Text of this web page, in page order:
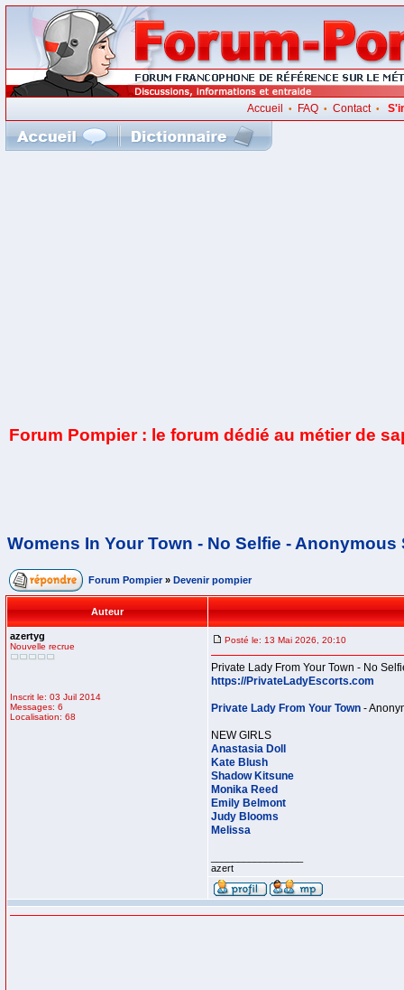
Accueil • FAQ• Contact•
Forum Pompier : le forum dédié au métier de
Womens In Your Town - No Selfie - Anonymous
Forum Pompier » Devenir pompier
Auteur
azertyg
Nouvelle recrue
Inscrit le: 03 Juil 2014
Messages: 6
Localisation: 68
Posté le: 13 Mai 2026, 20:10
Private Lady From Your Town - No
https://PrivateLadyEscorts.com
Private Lady From Your Town -
NEW GIRLS
Anastasia Doll
Kate Blush
Shadow Kitsune
Monika Reed
Emily Belmont
Judy Blooms
Melissa
azert